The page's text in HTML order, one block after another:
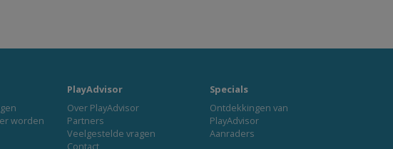
worden
PlayAdvisor
Over PlayAdvisor
Partners
Veelgestelde vragen
Contact
Specials
Ontdekkingen van
PlayAdvisor
Aanraders